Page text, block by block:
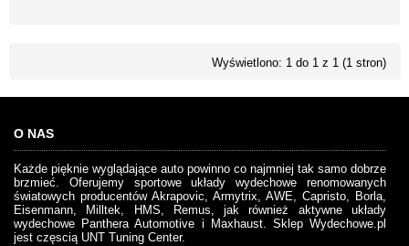
Wyświetlono: 1 do 1 z 1 (1 stron)
O NAS
Każde pięknie wyglądające auto powinno co najmniej tak samo dobrze
brzmieć. Oferujemy sportowe układy wydechowe renomowanych
światowych producentów Akrapovic, Armytrix, AWE, Capristo, Borla,
Eisenmann, Milltek, HMS, Remus, jak również aktywne układy
wydechowe Panthera Automotive i Maxhaust. Sklep Wydechowe.pl
jest częscią UNT Tuning Center.